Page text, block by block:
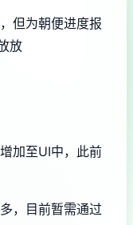
但为朝便进度报
放
加至UI中，此前
，目前暂需通过